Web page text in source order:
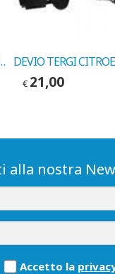
> COD. MARELLI 5771G
€ 21,00
alla nostra
Accetto la